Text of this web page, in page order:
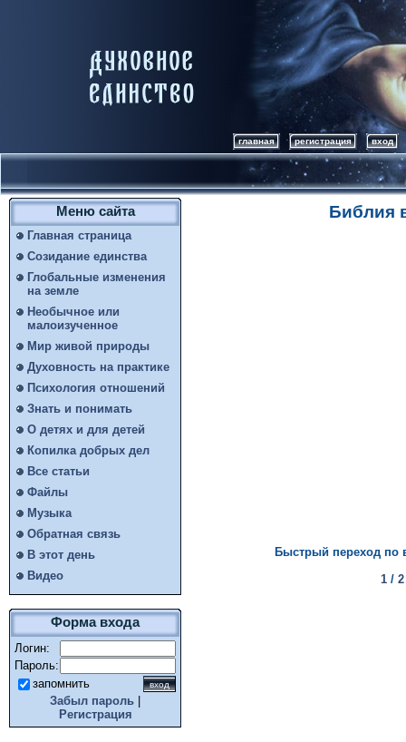
главная регистрация вход
Меню сайта
Главная страница
Созидание единства
Глобальные изменения
на земле
Необычное или
малоизученное
Мир живой природы
Духовность на практике
Психология отношений
Знать и понимать
О детях и для детей
Копилка добрых дел
Все статьи
Файлы
Музыка
Обратная связь
В этот день
Видео
Форма входа
Логин:
Пароль:
запомнить
Забыл пароль
Регистрация
Библия
Быстрый переход по
1 / 2